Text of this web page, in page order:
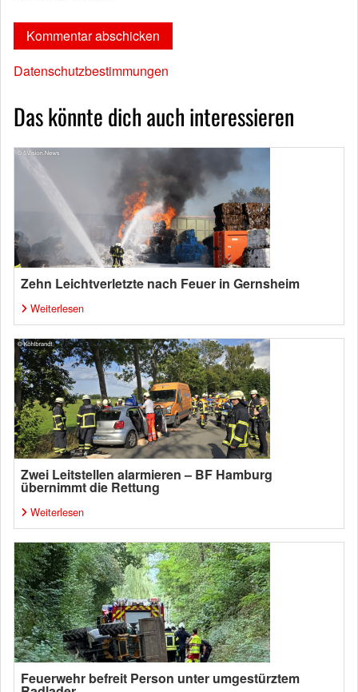
Datenschutzbestimmungen
Das könnte dich auch interessieren
Zehn Leichtverletzte nach Feuer in Gernsheim
Weiterlesen
Zwei Leitstellen alarmieren – BF Hamburg
übernimmt die Rettung
Weiterlesen
Feuerwehr befreit Person unter umgestürztem